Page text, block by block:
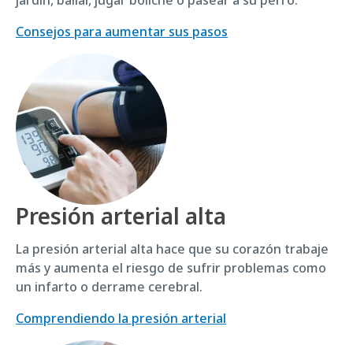
Consejos para aumentar sus pasos
Presión arterial alta
La presión arterial alta hace que su corazón trabaje
más y aumenta el riesgo de sufrir problemas como
un infarto o derrame cerebral.
Comprendiendo la presión arterial